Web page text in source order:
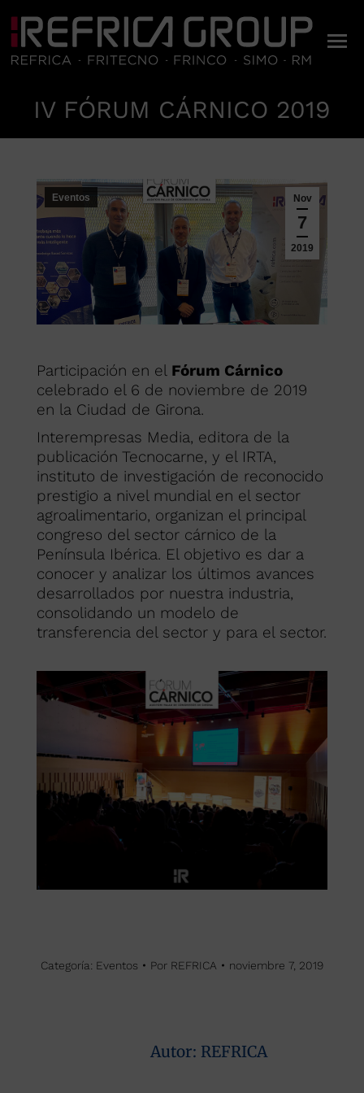
IV FÓRUM CÁRNICO 2019
Estás aquí:
Nov
7
2019
Eventos
Participación en elFórum Cárnico
celebrado el 6 de noviembre de 2019
en la Ciudad de Girona.
Interempresas Media, editora de la
publicación Tecnocarne, y el IRTA,
instituto de investigación de reconocido
prestigio a nivel mundial en el sector
agroalimentario, organizan el principal
congreso del sector cárnico de la
Península Ibérica. El objetivo es dar a
conocer y analizar los últimos avances
desarrollados por nuestra industria,
consolidando un modelo de
transferencia del sector y para el sector.
Categoría: Eventos Por REFRICA noviembre 7, 2019
Autor: REFRICA